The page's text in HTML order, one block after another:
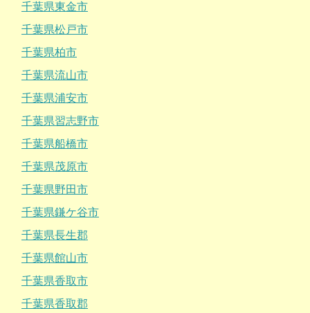
千葉県東金市
千葉県松戸市
千葉県柏市
千葉県流山市
千葉県浦安市
千葉県習志野市
千葉県船橋市
千葉県茂原市
千葉県野田市
千葉県鎌ケ谷市
千葉県長生郡
千葉県館山市
千葉県香取市
千葉県香取郡